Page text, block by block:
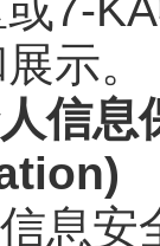
示。
信
安